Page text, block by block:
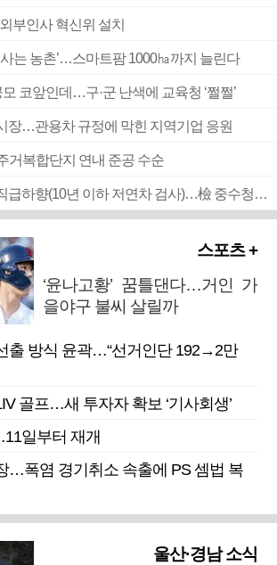
부인사 혁신위 설치
사는 농촌’…스마트팜 1000㏊까지 늘린다
코앞인데…구·군 난색에 교육청 ‘쩔쩔’
장…관용차 규정에 막힌 지역기업 응원
거복합단지 연내 준공 수순
■ 검사 신분 버리고 직급하향(10년 이하 저연차 검사)…檢 중수청행 기피
스포츠 +
‘윤나고황’ 꿈틀댄다…거인 가
을야구 불씨 살릴까
출 방식 윤곽…“선거인단 192→2만
골프…새 투자자 확보 ‘기사회생’
일부터 재개
…폭염 경기취소 속출에 PS 셈법 복
울산·경남 소식